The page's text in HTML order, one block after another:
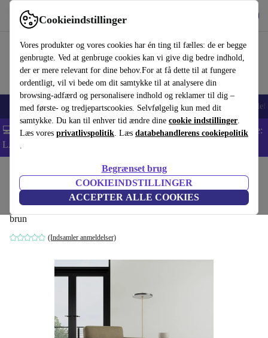
Cookieindstillinger
Vores produkter og vores cookies har én ting til fælles: de er begge
genbrugte. Ved at genbruge cookies kan vi give dig bedre indhold,
der er mere relevant for dine behov.For at få dette til at fungere
ordentligt, vil vi bede om dit samtykke til at analysere din
browsing-adfærd og personalisere indhold og reklamer til dig –
med første- og tredjepartscookies. Selvfølgelig kun med dit
samtykke. Du kan til enhver tid ændre dine cookie indstillinger.
Læs vores privatlivspolitik. Læs databehandlerens cookiepolitik
.
Begrænset brug
COOKIEINDSTILLINGER
ACCEPTER ALLE COOKIES
Brug refurbed hurtigt og nemt
Smartphones Bærbare Tablets Smartwatches Tilbehør
💻 Ekstra 5% rabat på alle MacBooks og bærbare computere - Kode:
LAPTOP5 -
Husholdning Møbler
Ernest lænestol Moonlight Lark
brun
(Indsamler anmeldelser)